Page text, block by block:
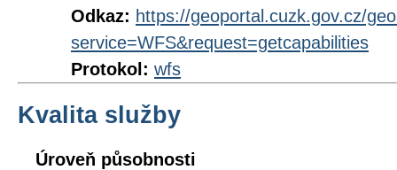
Odkaz: https://geoportal.cuzk.gov.cz/
service=WFS&request=getcapabilities
Protokol: wfs
Kvalita služby
Úroveň působnosti